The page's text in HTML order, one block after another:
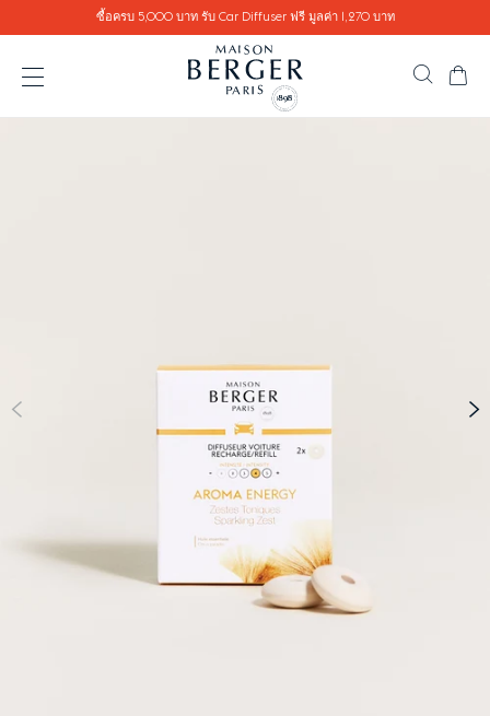
Go directly to contentซื้อครบ 5,000 บาท รับ Car Diffuser ฟรี มูลค่า 1,270 บาท
เปิดเมนู ค้นหา